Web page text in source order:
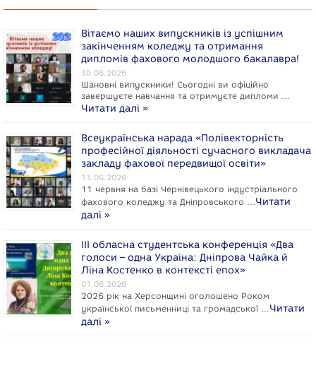
Вітаємо наших випускників із успішним
закінченням коледжу та отримання
дипломів фахового молодшого бакалавра!
30.06.2026
Шановні випускники! Сьогодні ви офіційно
завершуєте навчання та отримуєте дипломи …
Читати далі »
Всеукраїнська нарада «Полівекторність
професійної діяльності сучасного викладача
закладу фахової передвищої освіти»
13.06.2026
11 червня на базі Чернівецького індустріального
фахового коледжу та Дніпровського … Читати
далі »
ІІІ обласна студентська конференція «Два
голоси – одна Україна: Дніпрова Чайка й
Ліна Костенко в контексті епох»
01.06.2026
2026 рік на Херсонщині оголошено Роком
укpaїнcької письменниці та громадської … Читати
далі »